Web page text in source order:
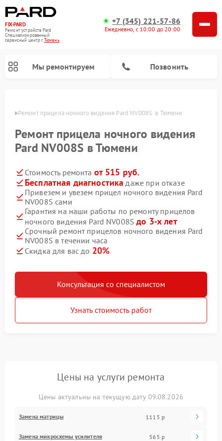
FIX-PARD
Ремонт устройств Pard
Специализированный
cервисный центр г.Тюмень
+7 (345) 221-57-86
Ежедневно, с 10:00 до 20:00
Мы ремонтируем Позвонить
Ремонт прицела ночного видения Pard NV008S  в Тюмени
Ремонт прицела ночного видения
Pard NV008S в Тюмени
Стоимость ремонта от 515 руб.
Бесплатная диагностика даже при отказе
Привезем и увезем прицел ночного видения Pard
NV008S сами
Гарантия на наши работы по ремонту прицелов
ночного видения Pard NV008Sдо 3-х лет
Срочный ремонт прицелов ночного видения Pard
NV008S в течении часа
Скидка для вас до 20%
Консультация со специалистом
Узнать стоимость работ
Цены на услуги ремонта
Цены актуальны на текущую дату 09.08.2026
Замена матрицы 1115 р
Замена микросхемы усилителя 565 р